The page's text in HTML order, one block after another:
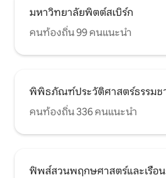
มหาวิทยาลัยพิตต์สเบิร์ก
คนท้องถิ่น 99 คนแนะนำ
พิพิธภัณฑ์ประวัติศาสตร์ธรรมช
คนท้องถิ่น 336 คนแนะนำ
ฟิพส์สวนพฤกษศาสตร์และเรือน